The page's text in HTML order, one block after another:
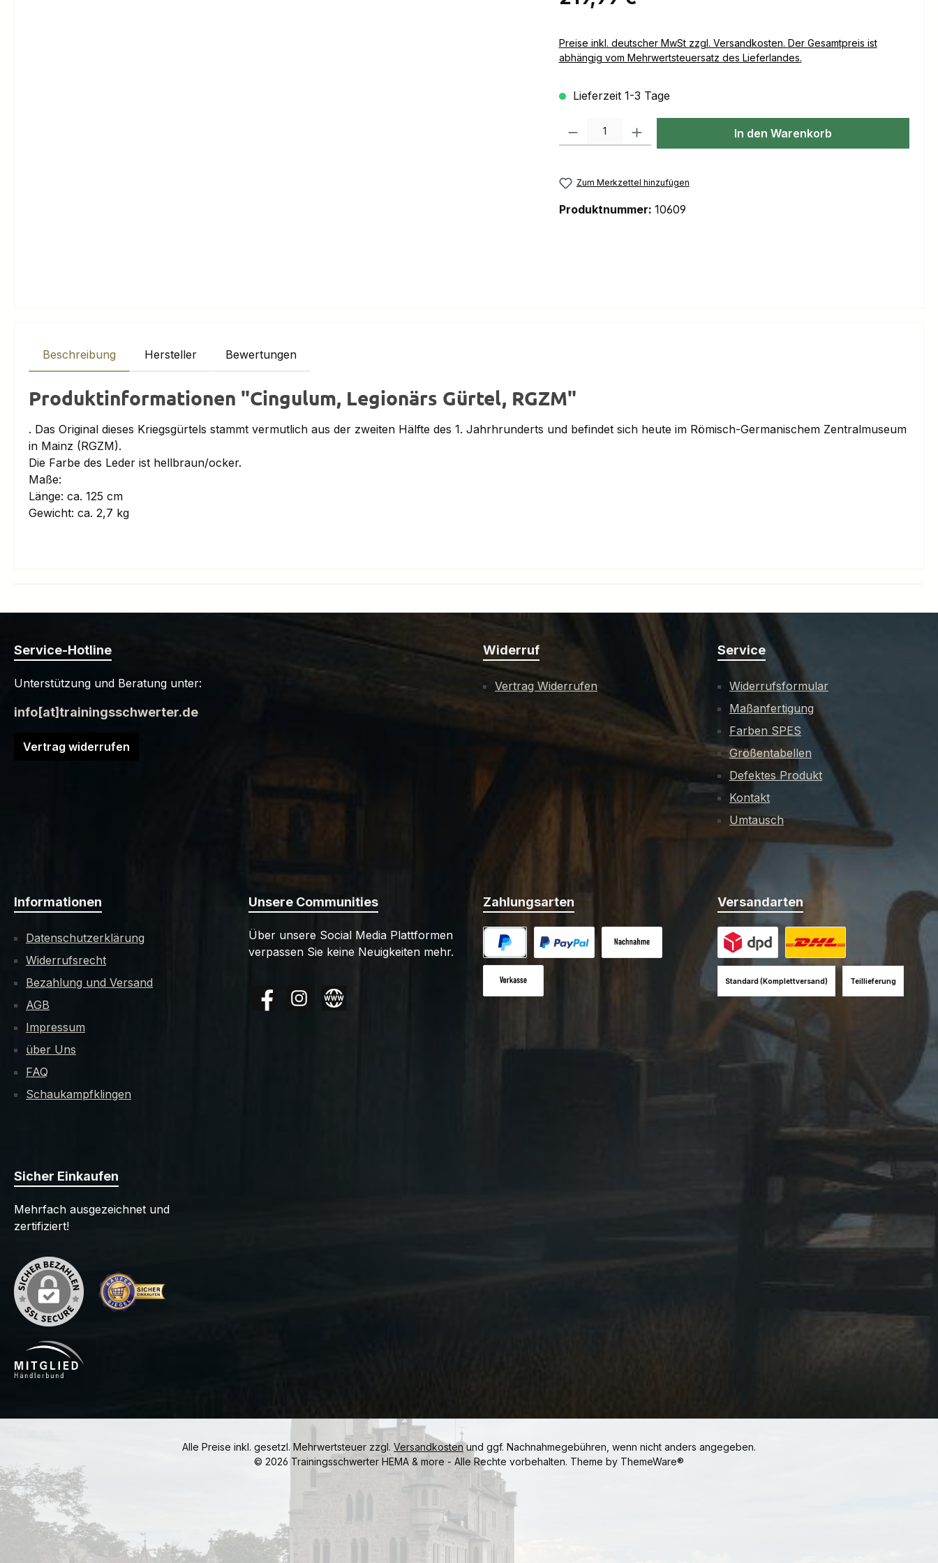
Preise inkl. deutscher MwSt zzgl. Versandkosten. Der Gesamtpreis ist
abhängig vom Mehrwertsteuersatz des Lieferlandes.
Lieferzeit 1-3 Tage
Produkt Anzahl: Gib den gewünschten Wert ein oder benutze die Schaltflächen
In den Warenkorb
Zum Merkzettel hinzufügen
Produktnummer: 10609
Beschreibung Hersteller Bewertungen
Produktinformationen "Cingulum, Legionärs Gürtel, RGZM"
. Das Original dieses Kriegsgürtels stammt vermutlich aus der zweiten Hälfte des 1. Jahrhrunderts und befindet sich heute im Römisch-Germanischem Zentralmuseum
in Mainz (RGZM).
Die Farbe des Leder ist hellbraun/ocker.
Maße:
Länge: ca. 125 cm
Gewicht: ca. 2,7 kg
Service-Hotline
Unterstützung und Beratung unter:
info[at]trainingsschwerter.de
Vertrag widerrufen
Widerruf
Vertrag Widerrufen
Service
Widerrufsformular
Maßanfertigung
Farben SPES
Größentabellen
Defektes Produkt
Kontakt
Umtausch
Informationen
Datenschutzerklärung
Widerrufsrecht
Bezahlung und Versand
AGB
Impressum
über Uns
FAQ
Schaukampfklingen
Unsere Communities
Über unsere Social Media Plattformen
verpassen Sie keine Neuigkeiten mehr.
FacebookInstagramWebsite
Zahlungsarten
PayPal Nachnahme (+12EUR)
Benutzerdefiniertes Bild 1
Versandarten
Standard (Komplettversand) Teillieferung
Benutzerdefiniertes Bild 1
Benutzerdefiniertes Bild 2
Sicher Einkaufen
Mehrfach ausgezeichnet und
zertifiziert!
Alle Preise inkl. gesetzl. Mehrwertsteuer zzgl. Versandkosten und ggf. Nachnahmegebühren, wenn nicht anders angegeben.
© 2026 Trainingsschwerter HEMA & more - Alle Rechte vorbehalten. Theme by ThemeWare®